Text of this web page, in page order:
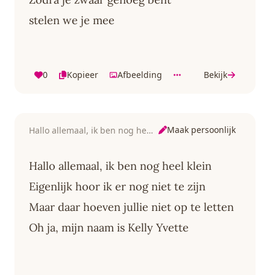
stelen we je mee
0 Kopieer Afbeelding Bekijk
Hallo allemaal, ik ben nog heel klein Maak persoonlijk
Hallo allemaal, ik ben nog heel klein
Eigenlijk hoor ik er nog niet te zijn
Maar daar hoeven jullie niet op te letten
Oh ja, mijn naam is Kelly Yvette